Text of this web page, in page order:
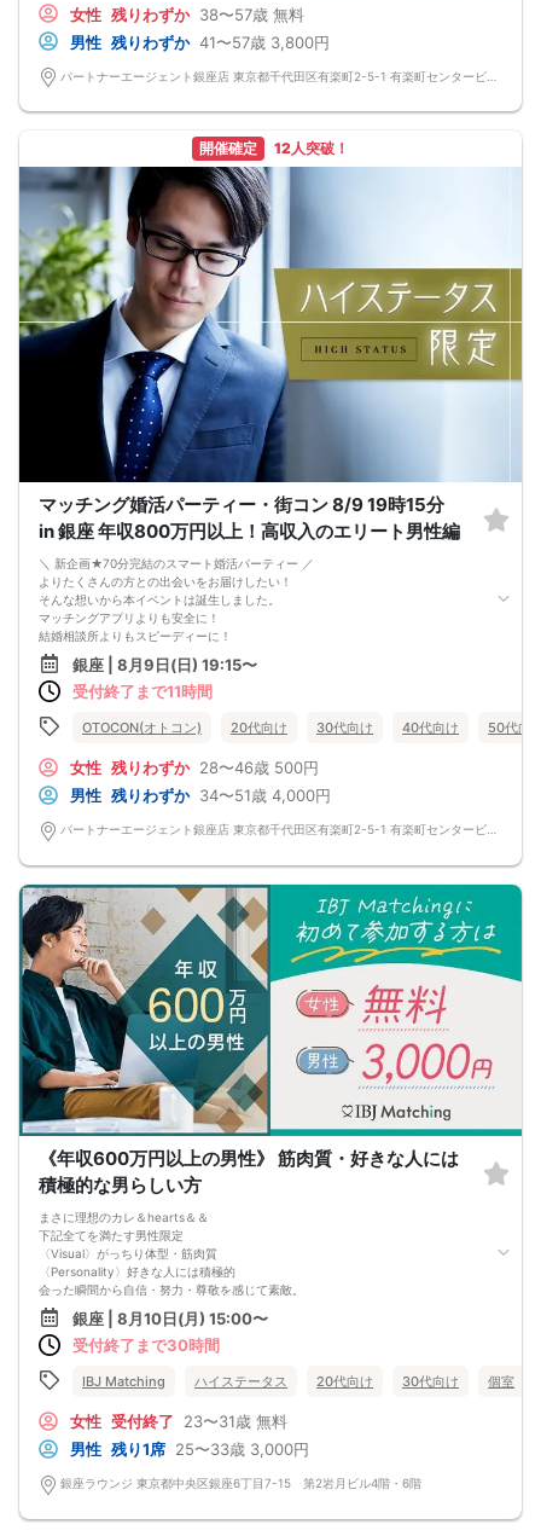
↓
・プロフィールカード記入
婚活に特化した、OTOCON（オトコン）オリジナルの内容です。
・婚活パーティー開始
・1対1の自己紹介タイム(約6～12分)
プロフィールカードを使用してお話ください。
気になる方にはアプローチカードを利用して連絡先を渡してみましょう！
※トークタイムは1回のみです。
↓
・第一印象カード回収・返却
※お話しやすかった方のチェックはトークタイム中にお願い致します。
↓
・リクエストカード記入
カップルを決める、最終投票カードです。
第一希望～第三希望までご記入頂けます。
↓
・カップリング
カップルになられた方は、パーティー終了後
お二人でのお時間をお過ごしくださいませ。
※本イベントの最少催行人数は男女各3名です。
※参加人数や会場の都合により、やむを得ず開催中止と判断する場合がございま
その際は開始時刻の3時間前後にご連絡致します。
-------------------------------------------------------
当日の持ち物
・ご本人様確認書類（運転免許証・保険証など生年月日の記載がある公的な証明
書）を忘れずご持参ください。
※その他、各イベントの内容・注意事項の記載をご確認ください。
・お飲み物
※アルコール飲料はお控えください。
-------------------------------------------------------
婚活パーティー 街コン お見合いパーティー
-------------------------------------------------------
女性 残りわずか 38〜57歳 無料
男性 残りわずか 41〜57歳 3,800円
開催確定 12人突破！
マッチング婚活パーティー・街コン 8/9 19時15分
in 銀座 年収800万円以上！高収入のエリート男性編
＼ 新企画★70分完結のスマート婚活パーティー ／
よりたくさんの方との出会いをお届けしたい！
そんな想いから本イベントは誕生しました。
マッチングアプリよりも安全に！
結婚相談所よりもスピーディーに！
さらに、今までのパーティーよりもリーズナブルに！
この機会にぜひ、ご参加くださいませ♪
-------------------------------------------------------
・受付
↓
・プロフィールカード記入
婚活に特化した、OTOCON（オトコン）オリジナルの内容です。
・婚活パーティー開始
・1対1の自己紹介タイム(約6～12分)
プロフィールカードを使用してお話ください。
気になる方にはアプローチカードを利用して連絡先を渡してみましょう！
※トークタイムは1回のみです。
↓
・第一印象カード回収・返却
※お話しやすかった方のチェックはトークタイム中にお願い致します。
↓
・リクエストカード記入
カップルを決める、最終投票カードです。
第一希望～第三希望までご記入頂けます。
↓
・カップリング
カップルになられた方は、パーティー終了後
お二人でのお時間をお過ごしくださいませ。
※参加人数や会場の都合により、やむを得ず開催中止と判断する場合がございま
す。
その際は開始時刻の3時間前後にご連絡致します。
-------------------------------------------------------
当日の持ち物
・ご本人様確認書類（運転免許証・保険証など生年月日の記載がある公的な証明
書）を忘れずご持参ください。
※その他、各イベントの内容・注意事項の記載をご確認ください。
※クレジットカードなどはご本人様確認書類になりませんのでご注意ください。
・お飲み物
※アルコール飲料はお控えください。
-------------------------------------------------------
婚活パーティー 街コン お見合いパーティー
銀座 | 8月9日(日) 19:15〜
受付終了まで11時間
OTOCON(オトコン) 20代向け 30代向け 40代向け 50代向
女性 残りわずか 28〜46歳 500円
男性 残りわずか 34〜51歳 4,000円
《年収600万円以上の男性》 筋肉質・好きな人には
積極的な男らしい方
まさに理想のカレ＆hearts＆＆
下記全てを満たす男性限定
〈Visual〉がっちり体型・筋肉質
〈Personality〉好きな人には積極的
会った瞬間から自信・努力・尊敬を感じて素敵。
アプローチ・告白は男らしく行動してくれる＆hearts＆＆
銀座 | 8月10日(月) 15:00〜
受付終了まで30時間
IBJ Matching ハイステータス 20代向け 30代向け 個室
女性 受付終了 23〜31歳 無料
男性 残り1席 25〜33歳 3,000円
銀座ラウンジ 東京都中央区銀座6丁目7-15 第2岩月ビル4階・6階